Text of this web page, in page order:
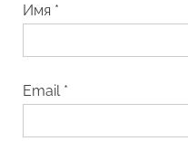
Имя *
Email *